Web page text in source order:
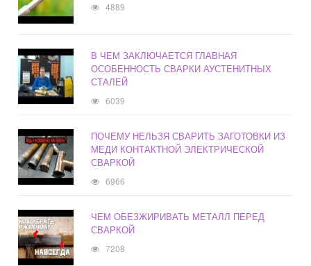
4889
В ЧЕМ ЗАКЛЮЧАЕТСЯ ГЛАВНАЯ
ОСОБЕННОСТЬ СВАРКИ АУСТЕНИТНЫХ
СТАЛЕЙ
6039
ПОЧЕМУ НЕЛЬЗЯ СВАРИТЬ ЗАГОТОВКИ ИЗ
МЕДИ КОНТАКТНОЙ ЭЛЕКТРИЧЕСКОЙ
СВАРКОЙ
6966
ЧЕМ ОБЕЗЖИРИВАТЬ МЕТАЛЛ ПЕРЕД
СВАРКОЙ
7208